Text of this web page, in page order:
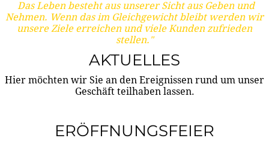
Das Leben besteht aus unserer Sicht aus Geben und
Nehmen. Wenn das im Gleichgewicht bleibt werden wir
unsere Ziele erreichen und viele Kunden zufrieden
stellen."
AKTUELLES
Hier möchten wir Sie an den Ereignissen rund um unser
Geschäft teilhaben lassen.
ERÖFFNUNGSFEIER